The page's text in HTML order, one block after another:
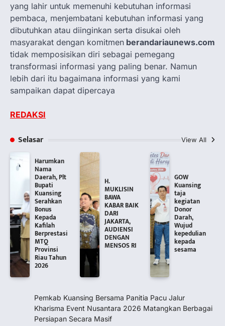
yang lahir untuk memenuhi kebutuhan informasi
pembaca, menjembatani kebutuhan informasi yang
dibutuhkan atau diinginkan serta disukai oleh
masyarakat dengan komitmen berandariaunews.com
tidak memposisikan diri sebagai pemegang
transformasi informasi yang paling benar. Namun
lebih dari itu bagaimana informasi yang kami
sampaikan dapat dipercaya
REDAKSI
Selasar View All
Harumkan
Nama
Daerah, Plt
Bupati
Kuansing
Serahkan
Bonus
Kepada
Kafilah
Berprestasi
MTQ
Provinsi
Riau Tahun
2026
H.
MUKLISIN
BAWA
KABAR BAIK
DARI
JAKARTA,
‎AUDIENSI
DENGAN
MENSOS RI
GOW
Kuansing
taja
kegiatan
Donor
Darah,
Wujud
kepedulian
kepada
sesama
Pemkab Kuansing Bersama Panitia Pacu Jalur
Kharisma Event Nusantara 2026 Matangkan Berbagai
Persiapan Secara Masif